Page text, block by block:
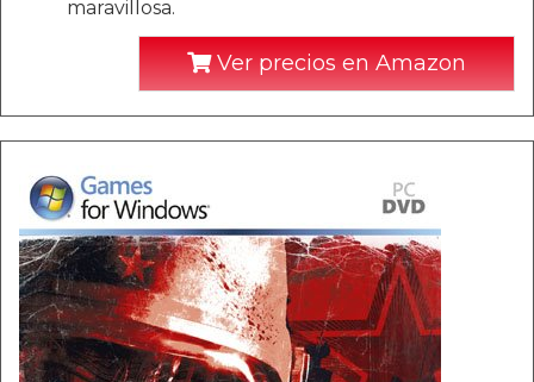
maravillosa.
Ver precios en Amazon